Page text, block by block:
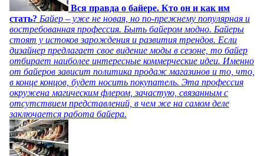
Вся правда о байере. Кто он и как им
стать? Байер – уже не новая, но по-прежнему популярная и
востребованная профессия. Быть байером модно. Байеры
стоят у истоков зарождения и развития трендов. Если
дизайнер предлагает свое видение моды в сезоне, то байер
отбирает наиболее интересные коммерческие идеи. Именно
от байеров зависит политика продаж магазинов и то, что,
в конце концов, будет носить покупатель. Эта профессия
окружена магическим флером, зачастую, связанным с
отсутствием представлений, в чем же на самом деле
заключается работа байера.